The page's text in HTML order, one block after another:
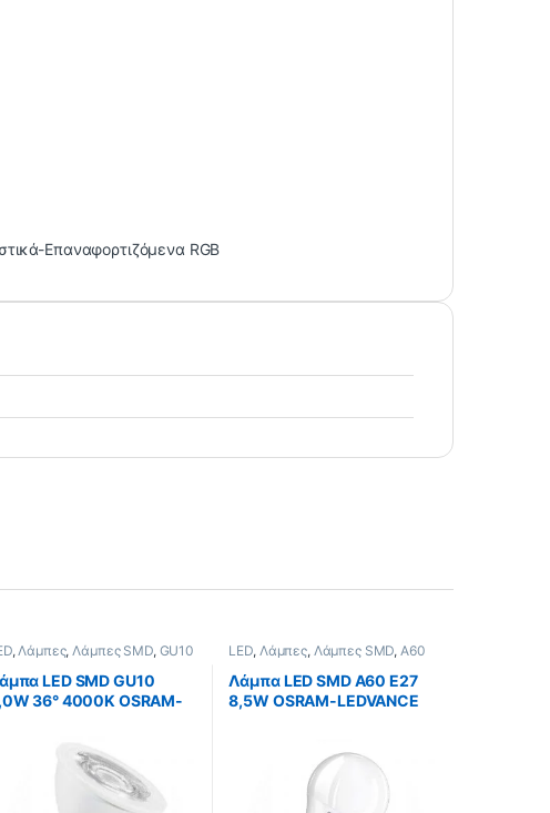
Επαναφορτιζόμενα RGB
, Λάμπες, Λάμπες SMD, GU10
LED SMD GU10
36° 4000K OSRAM-
LED, Λάμπες, Λάμπες SMD, A60
Λάμπα LED SMD A60 Ε27
8,5W OSRAM-LEDVANCE